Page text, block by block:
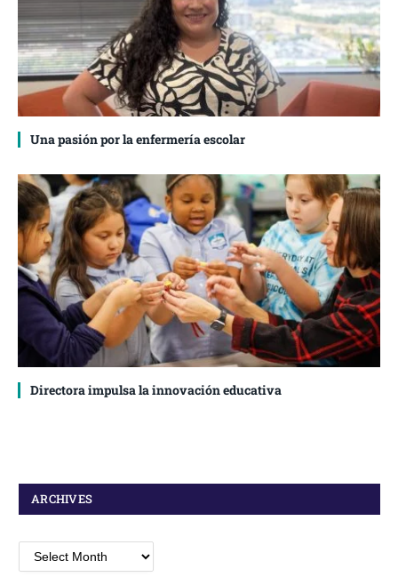
Una pasión por la enfermería escolar
Directora impulsa la innovación educativa
ARCHIVES